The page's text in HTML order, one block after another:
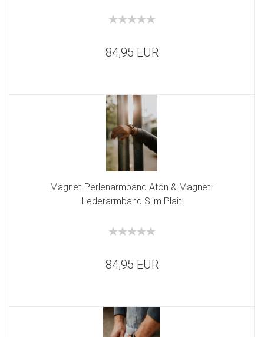
84,95 EUR
Magnet-Perlenarmband Aton & Magnet-
Lederarmband Slim Plait
84,95 EUR